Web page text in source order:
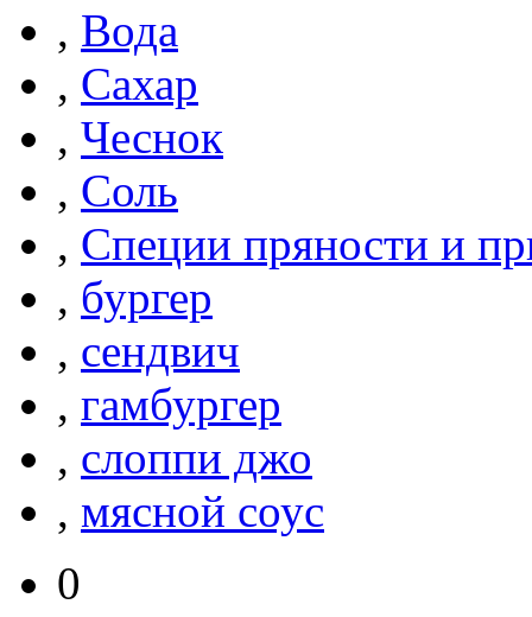
, Вода
, Сахар
, Чеснок
, Соль
, Специи пряности и
, бургер
, сендвич
, гамбургер
, слоппи джо
, мясной соус
0